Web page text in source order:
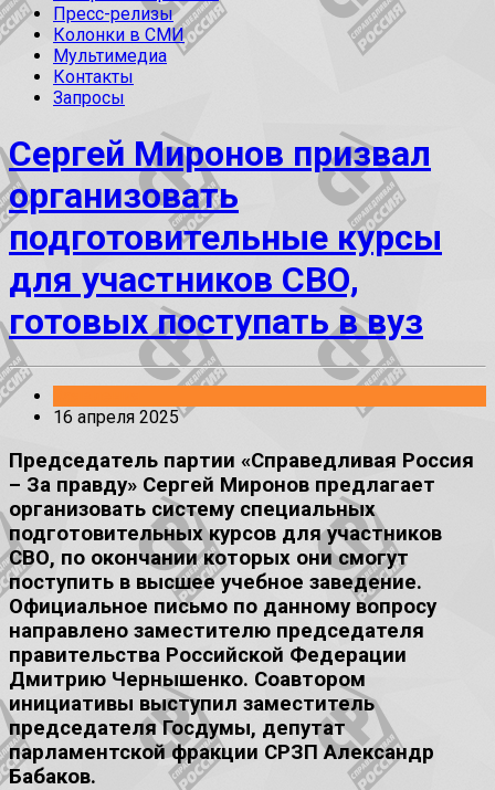
Пресс-релизы
Колонки в СМИ
Мультимедиа
Контакты
Запросы
Сергей Миронов призвал
организовать
подготовительные курсы
для участников СВО,
готовых поступать в вуз
16 апреля 2025
Председатель партии «Справедливая Россия
– За правду» Сергей Миронов предлагает
организовать систему специальных
подготовительных курсов для участников
СВО, по окончании которых они смогут
поступить в высшее учебное заведение.
Официальное письмо по данному вопросу
направлено заместителю председателя
правительства Российской Федерации
Дмитрию Чернышенко. Соавтором
инициативы выступил заместитель
председателя Госдумы, депутат
парламентской фракции СРЗП Александр
Бабаков.